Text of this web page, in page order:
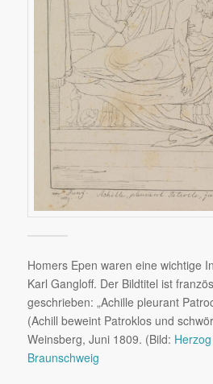
Homers Epen waren eine wichtige
Karl Gangloff. Der Bildtitel ist
geschrieben: „Achille pleurant
(Achill beweint Patroklos und
Weinsberg, Juni 1809. (Bild:
Braunschweig